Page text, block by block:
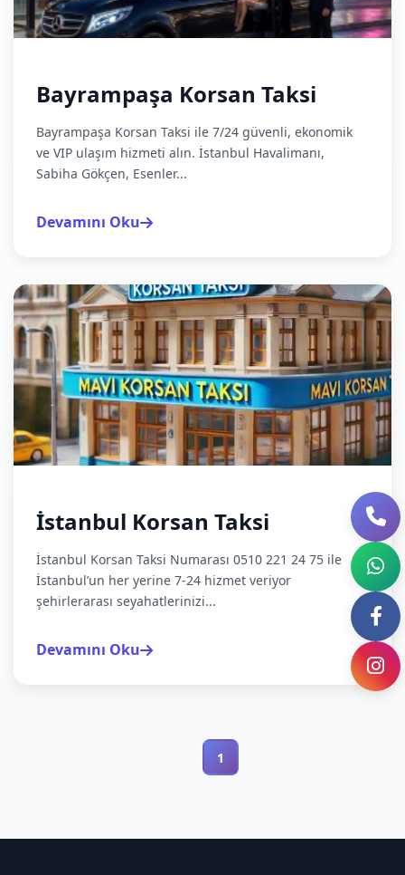
Bayrampaşa Korsan Taksi
Bayrampaşa Korsan Taksi ile 7/24 güvenli, ekonomik
ve VIP ulaşım hizmeti alın. İstanbul Havalimanı,
Sabiha Gökçen, Esenler...
Devamını Oku
İstanbul Korsan Taksi
İstanbul Korsan Taksi Numarası 0510 221 24 75 ile
İstanbul’un her yerine 7-24 hizmet veriyor
şehirlerarası seyahatlerinizi...
Devamını Oku
1